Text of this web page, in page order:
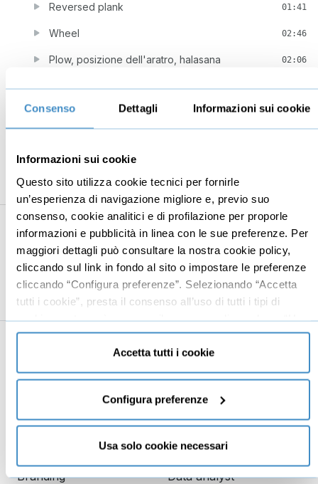
Consenso Dettagli Informazioni sui cookie
Informazioni sui cookie
Questo sito utilizza cookie tecnici per fornirle
un’esperienza di navigazione migliore e, previo suo
consenso, cookie analitici e di profilazione per proporle
informazioni e pubblicità in linea con le sue preferenze. Per
maggiori dettagli può consultare la nostra cookie policy,
cliccando sul link in fondo al sito o impostare le preferenze
cliccando “Configura preferenze”. Selezionando “Accetta
tutti i cookie”, presta il consenso all’uso di tutti i tipi di
cookie mentre può revocare il consenso cliccando su “Usa
solo cookie necessari” e saranno attivati i soli cookie
tecnici necessari al corretto funzionamento del sito.
Accetta tutti i cookie
Configura preferenze
Usa solo cookie necessari
Reversed plank 01:41
Wheel 02:46
Plow, posizione dell'aratro, halasana 02:06
Pincha al muro
Vinyasa Sequence (Avanzato) 07:32
Prasarita padottanasana
4 Classe di yoga avanzato 01:43:26
Classe di yoga avanzato 01:42:00
Conclusione e invito alla messa in pratica 01:26
Mindset imprenditoriale
Risorse Umane
Branding
Digital marketing
Seo
Social media manager
E-commerce
Google
Data analyst